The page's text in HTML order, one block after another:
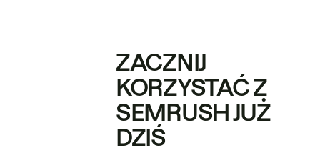
ZACZNIJ
KORZYSTAĆ Z
SEMRUSH JUŻ
DZIŚ